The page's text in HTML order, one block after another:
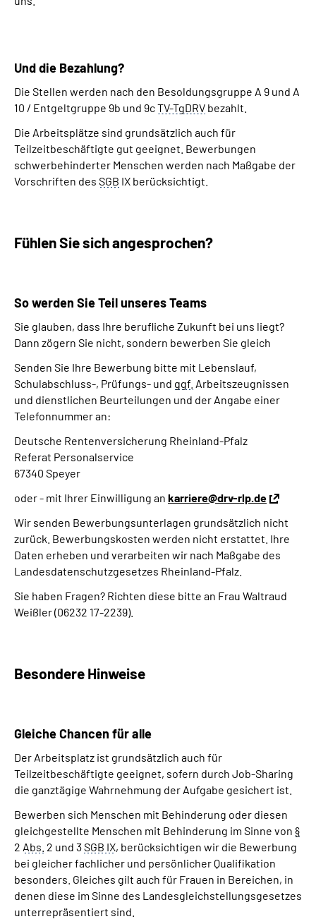
Und die Bezahlung?
Die Stellen werden nach den Besoldungsgruppe A 9 und A
10 / Entgeltgruppe 9b und 9cTV-TgDRV bezahlt.
Die Arbeitsplätze sind grundsätzlich auch für
Teilzeitbeschäftigte gut geeignet. Bewerbungen
schwerbehinderter Menschen werden nach Maßgabe der
Vorschriften des SGB IX berücksichtigt.
Fühlen Sie sich angesprochen?
So werden Sie Teil unseresTeams
Sie glauben, dass Ihre berufliche Zukunft bei uns liegt?
Dann zögern Sie nicht, sondern bewerben Sie gleich
Senden Sie Ihre Bewerbung bitte mit Lebenslauf,
Schulabschluss-, Prüfungs- und ggf. Arbeitszeugnissen
und dienstlichen Beurteilungen und der Angabe einer
Telefonnummer an:
Deutsche Rentenversicherung Rheinland-Pfalz
Referat Personalservice
67340 Speyer
oder - mit Ihrer Einwilligung an karriere@drv-rlp.de
Wir senden Bewerbungsunterlagen grundsätzlich nicht
zurück. Bewerbungskosten werden nicht erstattet. Ihre
Daten erheben und verarbeiten wir nach Maßgabe des
Landesdatenschutzgesetzes Rheinland-Pfalz.
Sie haben Fragen? Richten diese bitte an Frau Waltraud
Weißler (06232 17-2239).
Besondere Hinweise
GleicheChancen für alle
Der Arbeitsplatz ist grundsätzlich auch für
Teilzeitbeschäftigte geeignet, sofern durch Job-Sharing
die ganztägige Wahrnehmung der Aufgabe gesichert ist.
Bewerben sich Menschen mit Behinderung oder diesen
gleichgestellte Menschen mit Behinderung im Sinne von §
2 Abs. 2 und 3SGB IX, berücksichtigen wir die Bewerbung
bei gleicher fachlicher und persönlicher Qualifikation
besonders. Gleiches gilt auch für Frauen in Bereichen, in
denen diese im Sinne des Landesgleichstellungsgesetzes
unterrepräsentiert sind.